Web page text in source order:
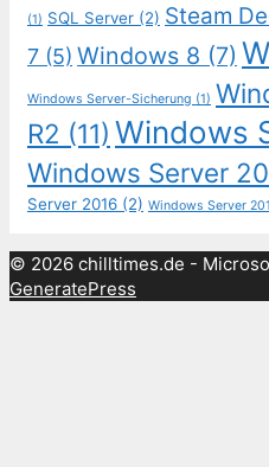
(1) SQL Server (2) Steam
7 (5) Windows 8 (7)
Windows Server-Sicherung (1)
R2 (11) Windows
Windows Server
Server 2016 (2) Windows Server
© 2026 chilltimes.de -
GeneratePress